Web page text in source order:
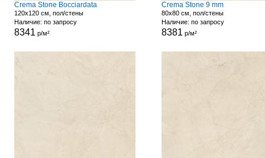
Crema Stone Bocciardata
120x120 см, пол/стены
Наличие: по запросу
8341 р/м²
Crema Stone 9 mm
80x80 см, пол/стены
Наличие: по запросу
8381 р/м²